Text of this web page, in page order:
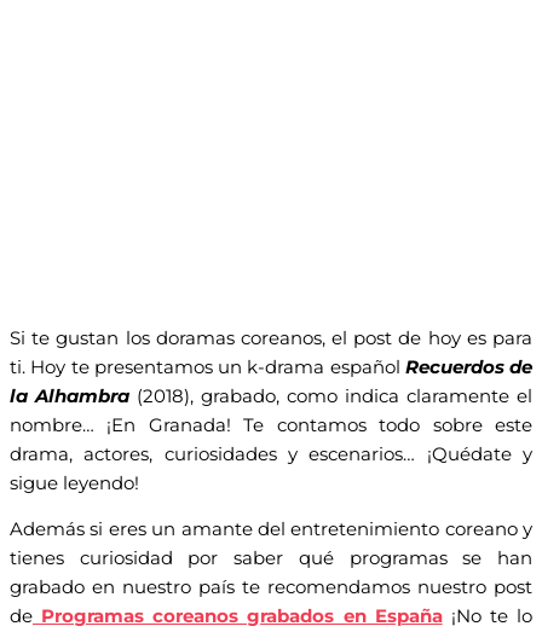
Si te gustan los doramas coreanos, el post de hoy es para
ti. Hoy te presentamos un k-drama español Recuerdos de
la Alhambra (2018), grabado, como indica claramente el
nombre… ¡En Granada! Te contamos todo sobre este
drama, actores, curiosidades y escenarios… ¡Quédate y
sigue leyendo!
Además si eres un amante del entretenimiento coreano y
tienes curiosidad por saber qué programas se han
grabado en nuestro país te recomendamos nuestro post
de Programas coreanos grabados en España¡No te lo